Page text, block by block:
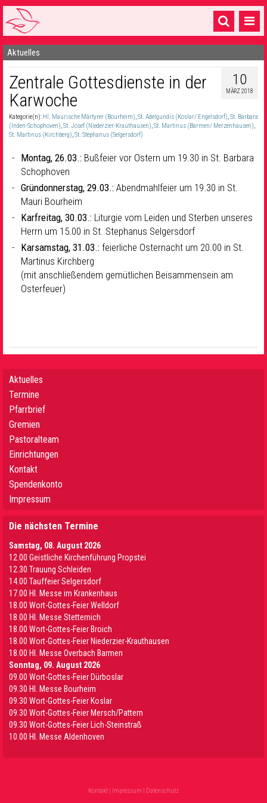
Startseite
1 Pfarrei
16 Gemeinden & mehr
Gottesdienste & Sinnsuche
Sakramente & Feste
Gemeinschaft & Soziales
Musik& Kultur
Seelsorge & Kontakt
Aktuelles
10
MÄRZ 2018
Zentrale Gottesdienste in der
Karwoche
Kategorie(n): Hl. Maurische Märtyrer (Bourheim),St. Adelgundis (Koslar/ Engelsdorf),St. Barbara
(Inden-Schophoven),St. Josef (Niederzier-Krauthausen),St. Martinus (Barmen/ Merzenhausen),
St. Martinus (Kirchberg),St. Stephanus (Selgersdorf)
Montag, 26.03.: Bußfeier vor Ostern um 19.30 in St. Barbara
Schophoven
Gründonnerstag, 29.03.: Abendmahlfeier um 19.30 in St.
Mauri Bourheim
Karfreitag, 30.03.: Liturgie vom Leiden und Sterben unseres
Herrn um 15.00 in St. Stephanus Selgersdorf
Karsamstag, 31.03.: feierliche Osternacht um 20.00 in St.
Martinus Kirchberg
(mit anschließendem gemütlichen Beisammensein am
Osterfeuer)
Aktuelles
Termine
Pfarrbrief
Gremien
Pastoralteam
Einrichtungen
Kontakt
Spendenkonto
Impressum
Die nächsten Termine
Samstag, 08. August 2026
12.00 Geistliche Kirchenführung Propstei
12.30 Trauung Schleiden
14.00 Tauffeier Selgersdorf
17.00 Hl. Messe im Krankenhaus
18.00 Wort-Gottes-Feier Welldorf
18.00 Hl. Messe Stetternich
18.00 Wort-Gottes-Feier Broich
18.00 Wort-Gottes-Feier Niederzier-Krauthausen
18.00 Hl. Messe Overbach Barmen
Sonntag, 09. August 2026
09.00 Wort-Gottes-Feier Dürboslar
09.30 HI. Messe Bourheim
09.30 Wort-Gottes-Feier Koslar
09.30 Wort-Gottes-Feier Mersch/Pattern
09.30 Wort-Gottes-Feier Lich-Steinstraß
10.00 Hl. Messe Aldenhoven
Kontakt | Impressum | Datenschutz